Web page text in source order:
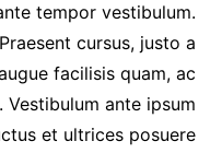
tempor vestibulum.
cursus, justo a
facilisis quam, ac
Vestibulum ante ipsum
et ultrices posuere